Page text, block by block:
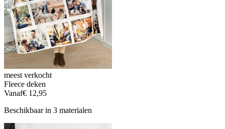
meest verkocht
Fleece deken
Vanaf€ 12,95
Beschikbaar in 3 materialen